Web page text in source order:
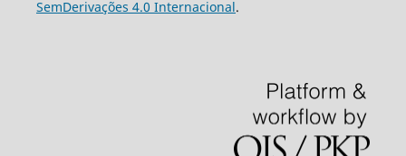
SemDerivações 4.0 Internacional.